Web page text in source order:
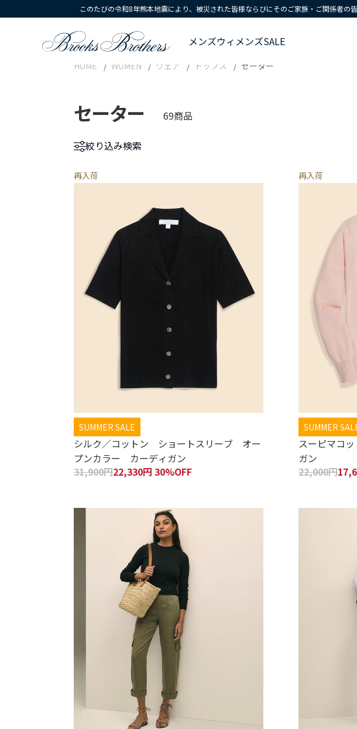
このたびの令和8年熊本地震により、被災された皆様ならびにそのご家族・ご関係者の
メンズウィメンズSALE
HOME WOMEN ウェア トップス セーター
セーター 69商品
絞り込み検索
再入荷
SUMMER SALE
シルク／コットン ショートスリーブ オー
プンカラー カーディガン
31,900円22,330円 30%OFF
再入荷
SUMMER
スーピマコ
ガン
22,000円